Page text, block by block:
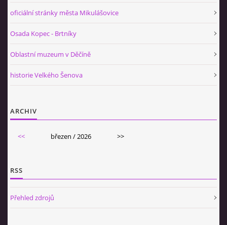
oficiální stránky města Mikulášovice
Osada Kopec - Brtníky
Oblastní muzeum v Děčíně
historie Velkého Šenova
ARCHIV
<< březen / 2026 >>
RSS
Přehled zdrojů